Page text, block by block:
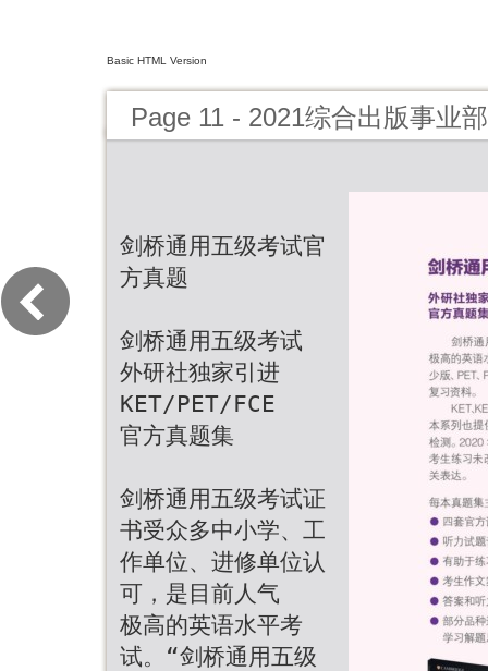
Basic HTML Version
Page 11 - 2021综合出版事业
剑桥通用五级考试官
方真题
剑桥通用五级考试
外研社独家引进
KET/PET/FCE
官方真题集
剑桥通用五级考试证
书受众多中小学、工
作单位、进修单位认
可，是目前人气
极高的英语水平考
试。“剑桥通用五级